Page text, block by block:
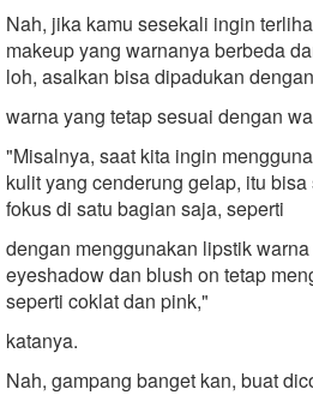
Nah, jika kamu sesekali ingin
makeup yang warnanya berbeda
loh, asalkan bisa dipadukan dengan
warna yang tetap sesuai dengan
"Misalnya, saat kita ingin
kulit yang cenderung gelap, itu
fokus di satu bagian saja, seperti
dengan menggunakan lipstik
eyeshadow dan blush on tetap
seperti coklat dan pink,"
katanya.
Nah, gampang banget kan, buat